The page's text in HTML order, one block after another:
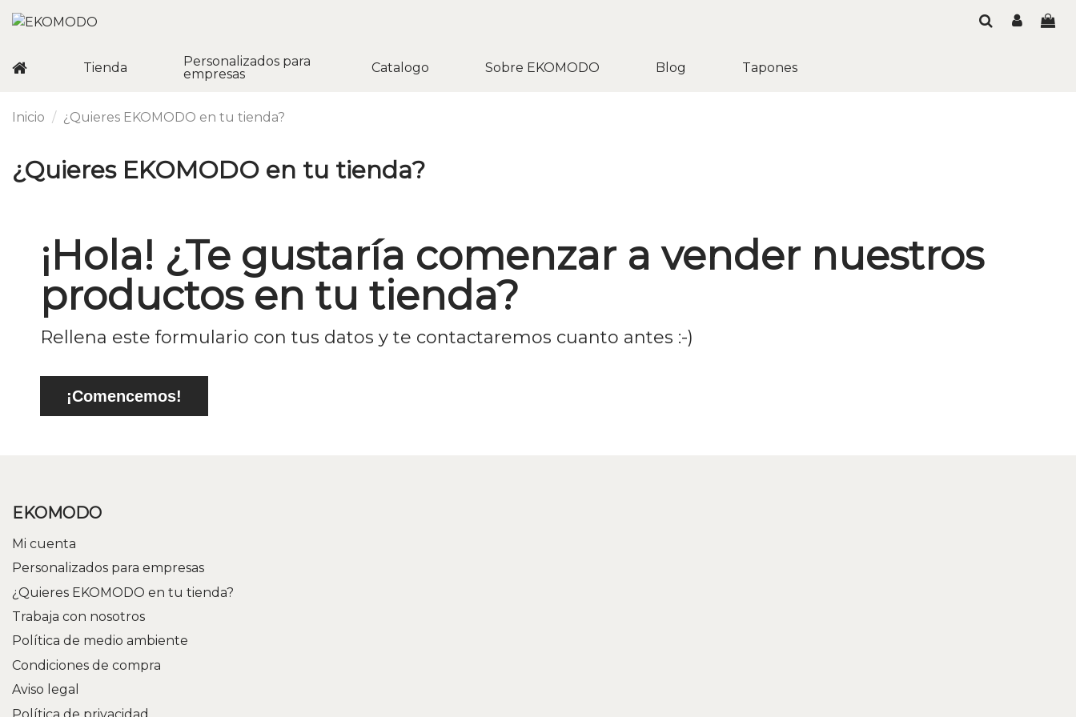
Tienda
Personalizados para
empresas
Catalogo Sobre EKOMODO Blog Tapones
Inicio ¿Quieres EKOMODO en tu tienda?
¿Quieres EKOMODO en tu tienda?
¡Hola! ¿Te gustaría comenzar a vender nuestros
productos en tu tienda?
Rellena este formulario con tus datos y te contactaremos cuanto antes :-)
¡Comencemos!
EKOMODO
Mi cuenta
Personalizados para empresas
¿Quieres EKOMODO en tu tienda?
Trabaja con nosotros
Política de medio ambiente
Condiciones de compra
Aviso legal
Política de privacidad